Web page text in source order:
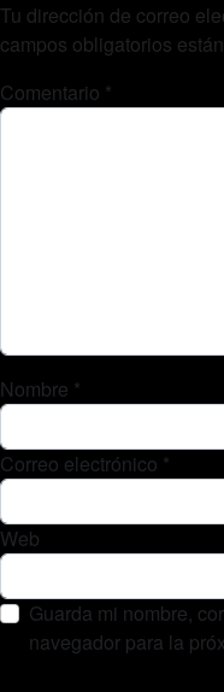
Tu dirección de correo
campos obligatorios
Comentario *
Nombre *
Correo electrónico *
Web
Guarda mi nombre,
navegador para la